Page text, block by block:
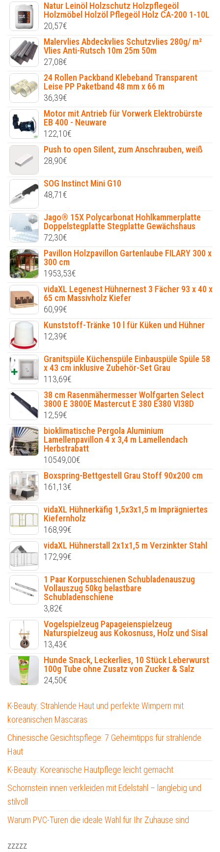
Natur Leinöl Holzschutz Holzpflegeöl
Holzmöbel Holzöl Pflegeöl Holz CA-200 1-10L
20,57€
Malervlies Abdeckvlies Schutzvlies 280g/ m²
Vlies Anti-Rutsch 10m 25m 50m
27,08€
24 Rollen Packband Klebeband Transparent
Leise PP Paketband 48 mm x 66 m
36,39€
Motor mit Antrieb für Vorwerk Elektrobürste
EB 400 - Neuware
122,10€
Push to open Silent, zum Anschrauben, weiß
28,90€
SOG Instinct Mini G10
48,71€
Jago® 15X Polycarbonat Hohlkammerplatte
Doppelstegplatte Stegplatte Gewächshaus
72,30€
Pavillon Holzpavillon Gartenlaube FILARY 300 x
300 cm
1953,53€
vidaXL Legenest Hühnernest 3 Fächer 93 x 40 x
65 cm Massivholz Kiefer
60,99€
Kunststoff-Tränke 10 l für Küken und Hühner
12,39€
Granitspüle Küchenspüle Einbauspüle Spüle 58
x 43 cm inklusive Zubehör-Set Grau
113,69€
38 cm Rasenmähermesser Wolfgarten Select
3800 E 3800E Mastercut E 380 E380 VI38D
12,59€
bioklimatische Pergola Aluminium
Lamellenpavillon 4 x 3,4 m Lamellendach
Herbstrabatt
10549,00€
Boxspring-Bettgestell Grau Stoff 90x200 cm
161,13€
vidaXL Hühnerkäfig 1,5x3x1,5 m Imprägniertes
Kiefernholz
168,99€
vidaXL Hühnerstall 2x1x1,5 m Verzinkter Stahl
172,99€
1 Paar Korpusschienen Schubladenauszug
Vollauszug 50kg belastbare
Schubladenschiene
3,82€
Vogelspielzeug Papageienspielzeug
Naturspielzeug aus Kokosnuss, Holz und Sisal
13,43€
Hunde Snack, Leckerlies, 10 Stück Leberwurst
100g Tube ohne Zusatz von Zucker & Salz
24,50€
K-Beauty: Strahlende Haut und perfekte Wimpern mit
koreanischen Mascaras
Chinesische Gesichtspflege: 7 Geheimtipps für strahlende
Haut
K-Beauty: Koreanische Hautpflege leicht gemacht
Schornstein innen verkleiden mit Edelstahl – langlebig und
stilvoll
Warum PVC-Türen die ideale Wahl für Ihr Zuhause sind
zzzzz